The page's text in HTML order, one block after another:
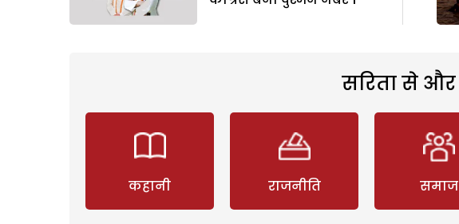
सरिता से और
कहानी राजनीति समाज